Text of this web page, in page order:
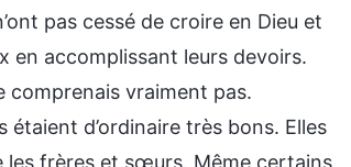
pas cessé de croire en Dieu et
en accomplissant leurs devoirs.
comprenais vraiment pas.
d’ordinaire très bons. Elles
les frères et sœurs. Même certains